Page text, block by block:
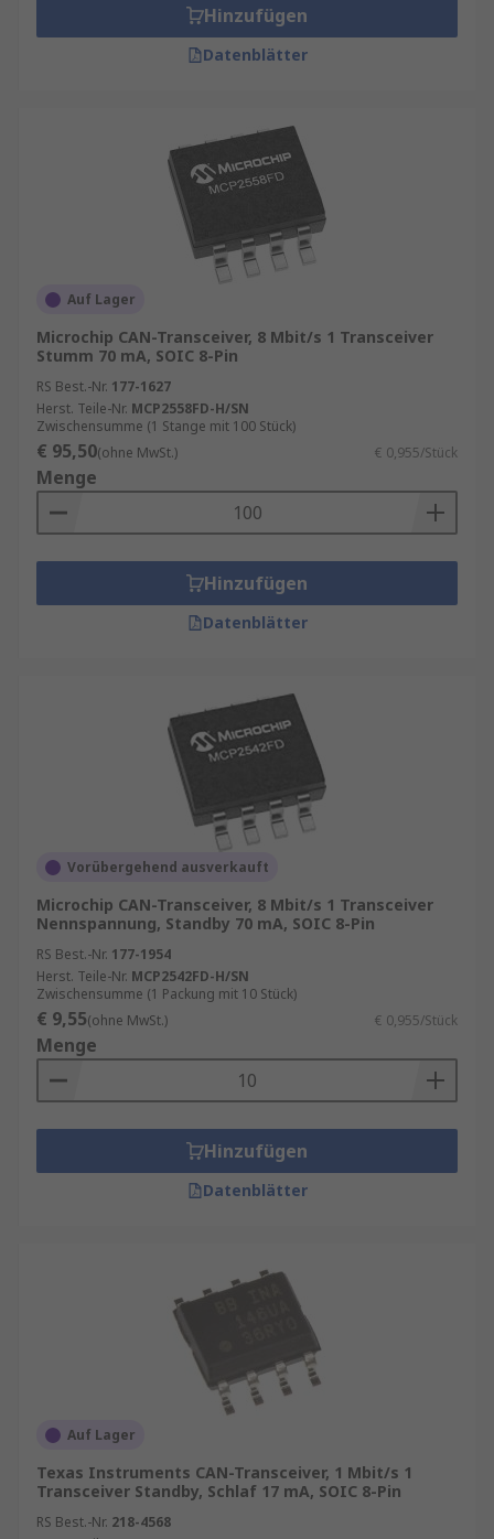
Hinzufügen
Datenblätter
Auf Lager
Microchip CAN-Transceiver, 8 Mbit/s 1 Transceiver
Stumm 70 mA, SOIC 8-Pin
RS Best.-Nr. 177-1627
Herst. Teile-Nr. MCP2558FD-H/SN
Zwischensumme (1 Stange mit 100 Stück)
€ 95,50(ohne MwSt.) € 0,955/Stück
Menge
Hinzufügen
Datenblätter
Vorübergehend ausverkauft
Microchip CAN-Transceiver, 8 Mbit/s 1 Transceiver
Nennspannung, Standby 70 mA, SOIC 8-Pin
RS Best.-Nr. 177-1954
Herst. Teile-Nr. MCP2542FD-H/SN
Zwischensumme (1 Packung mit 10 Stück)
€ 9,55(ohne MwSt.) € 0,955/Stück
Menge
Hinzufügen
Datenblätter
Auf Lager
Texas Instruments CAN-Transceiver, 1 Mbit/s 1
Transceiver Standby, Schlaf 17 mA, SOIC 8-Pin
RS Best.-Nr. 218-4568